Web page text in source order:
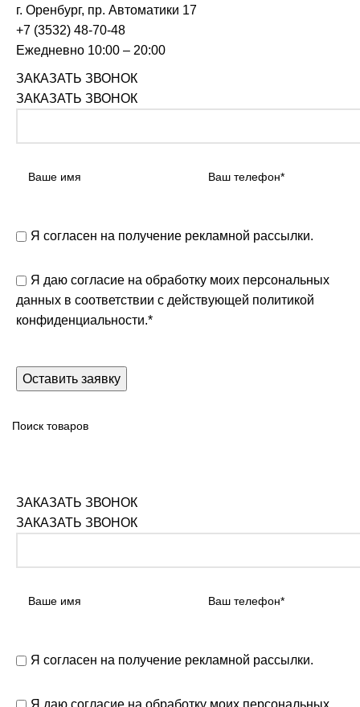
г. Оренбург, пр. Автоматики 17
+7 (3532) 48-70-48
Ежедневно 10:00 – 20:00
ЗАКАЗАТЬ ЗВОНОК
ЗАКАЗАТЬ ЗВОНОК
Я согласен на получение рекламной рассылки.
Я даю согласие на обработку моих персональных
данных в соответствии с действующей политикой
конфиденциальности.*
ЗАКАЗАТЬ ЗВОНОК
ЗАКАЗАТЬ ЗВОНОК
Я согласен на получение рекламной рассылки.
Я даю согласие на обработку моих персональных